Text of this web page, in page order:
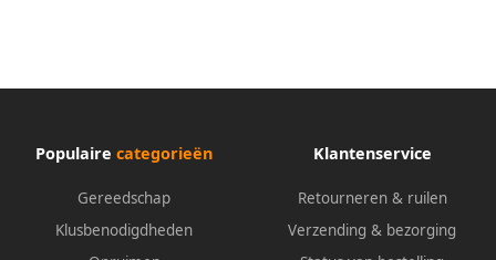
Populaire categorieën
Gereedschap
Klusbenodigdheden
Klantenservice
Retourneren & ruilen
Verzending & bezorging